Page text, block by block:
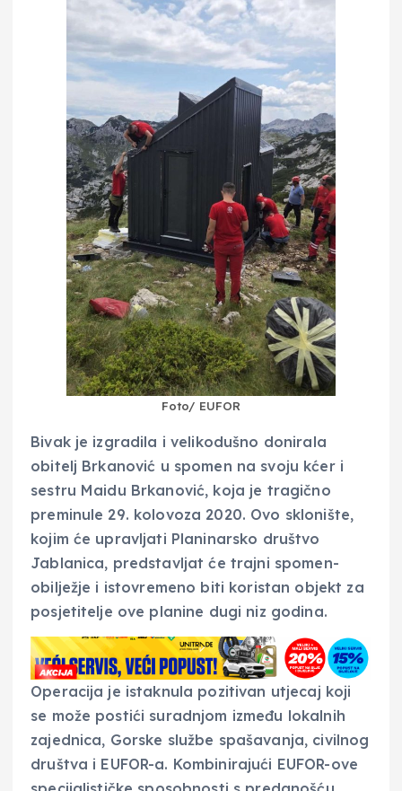
Foto/ EUFOR
Bivak je izgradila i velikodušno donirala
obitelj Brkanović u spomen na svoju kćer i
sestru Maidu Brkanović, koja je tragično
preminule 29. kolovoza 2020. Ovo sklonište,
kojim će upravljati Planinarsko društvo
Jablanica, predstavljat će trajni spomen-
obilježje i istovremeno biti koristan objekt za
posjetitelje ove planine dugi niz godina.
Operacija je istaknula pozitivan utjecaj koji
se može postići suradnjom između lokalnih
zajednica, Gorske službe spašavanja, civilnog
društva i EUFOR-a. Kombinirajući EUFOR-ove